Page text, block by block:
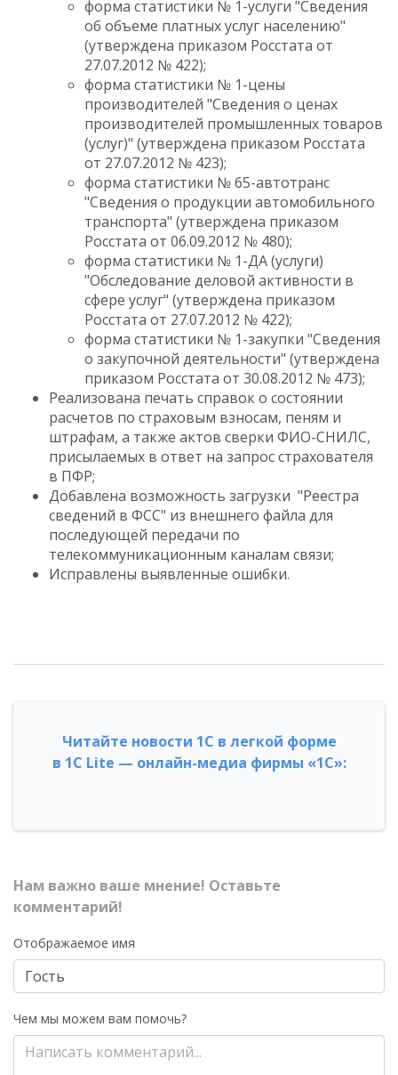
форма статистики № 1-услуги "Сведения
об объеме платных услуг населению"
(утверждена приказом Росстата от
27.07.2012 № 422);
форма статистики № 1-цены
производителей "Сведения о ценах
производителей промышленных товаров
(услуг)" (утверждена приказом Росстата
от 27.07.2012 № 423);
форма статистики № 65-автотранс
"Сведения о продукции автомобильного
транспорта" (утверждена приказом
Росстата от 06.09.2012 № 480);
форма статистики № 1-ДА (услуги)
"Обследование деловой активности в
сфере услуг" (утверждена приказом
Росстата от 27.07.2012 № 422);
форма статистики № 1-закупки "Сведения
о закупочной деятельности" (утверждена
приказом Росстата от 30.08.2012 № 473);
Реализована печать справок о состоянии
расчетов по страховым взносам, пеням и
штрафам, а также актов сверки ФИО-СНИЛС,
присылаемых в ответ на запрос страхователя
в ПФР;
Добавлена возможность загрузки "Реестра
сведений в ФСС" из внешнего файла для
последующей передачи по
телекоммуникационным каналам связи;
Исправлены выявленные ошибки.
Читайте новости 1С в легкой форме
в 1С Lite — онлайн-медиа фирмы «1С»:
Нам важно ваше мнение! Оставьте
комментарий!
Отображаемое имя
Чем мы можем вам помочь?